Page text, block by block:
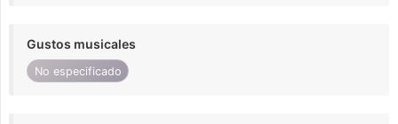
Gustos musicales
No especificado